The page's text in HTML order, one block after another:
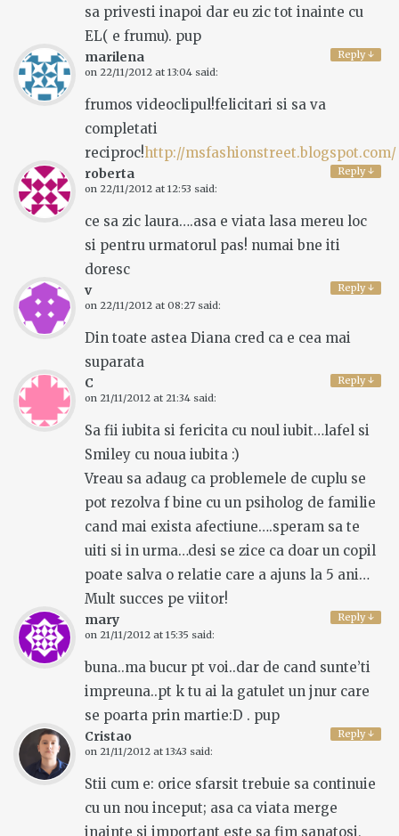
sa privesti inapoi dar eu zic tot inainte cu
EL( e frumu). pup
Reply↓
marilena
on 22/11/2012 at 13:04 said:
frumos videoclipul!felicitari si sa va
completati
reciproc!http://msfashionstreet.blogspot.com/
Reply↓
roberta
on 22/11/2012 at 12:53 said:
ce sa zic laura….asa e viata lasa mereu loc
si pentru urmatorul pas! numai bne iti
doresc
Reply↓
v
on 22/11/2012 at 08:27 said:
Din toate astea Diana cred ca e cea mai
suparata
Reply↓
C
on 21/11/2012 at 21:34 said:
Sa fii iubita si fericita cu noul iubit…lafel si
Smiley cu noua iubita :)
Vreau sa adaug ca problemele de cuplu se
pot rezolva f bine cu un psiholog de familie
cand mai exista afectiune….speram sa te
uiti si in urma…desi se zice ca doar un copil
poate salva o relatie care a ajuns la 5 ani…
Mult succes pe viitor!
Reply↓
mary
on 21/11/2012 at 15:35 said:
buna..ma bucur pt voi..dar de cand sunte’ti
impreuna..pt k tu ai la gatulet un jnur care
se poarta prin martie:D . pup
Reply↓
Cristao
on 21/11/2012 at 13:43 said:
Stii cum e: orice sfarsit trebuie sa continuie
cu un nou inceput; asa ca viata merge
inainte si important este sa fim sanatosi,